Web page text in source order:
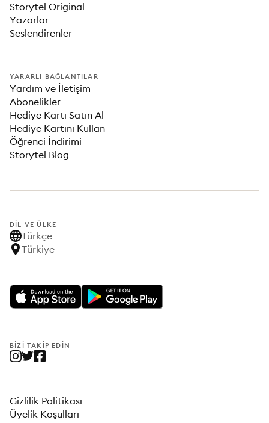
Storytel Original
Yazarlar
Seslendirenler
YARARLI BAĞLANTILAR
Yardım ve İletişim
Abonelikler
Hediye Kartı Satın Al
Hediye Kartını Kullan
Öğrenci İndirimi
Storytel Blog
DIL VE ÜLKE
Türkçe
Türkiye
BIZI TAKIP EDIN
Gizlilik Politikası
Üyelik Koşulları